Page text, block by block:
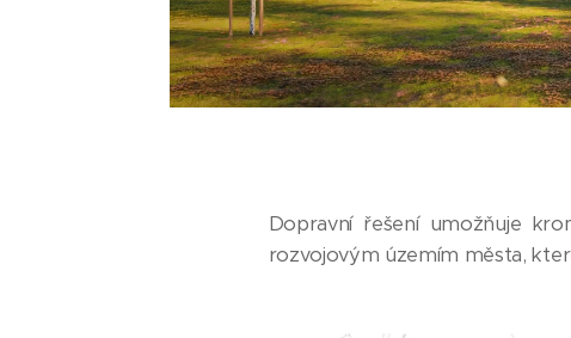
Dopravní řešení umožňuje
rozvojovým územím města,